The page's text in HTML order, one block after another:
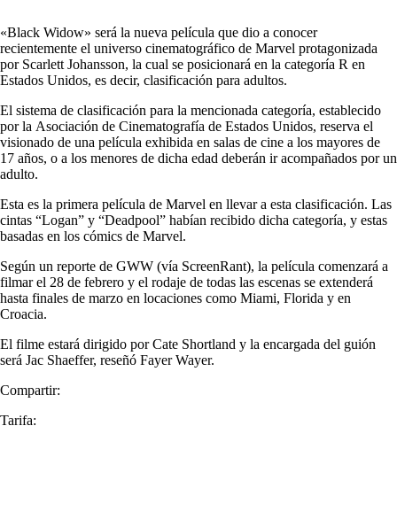
«Black Widow» será la nueva película que dio a conocer
recientemente el universo cinematográfico de Marvel protagonizada
por Scarlett Johansson, la cual se posicionará en la categoría R en
Estados Unidos, es decir, clasificación para adultos.
El sistema de clasificación para la mencionada categoría, establecido
por la Asociación de Cinematografía de Estados Unidos, reserva el
visionado de una película exhibida en salas de cine a los mayores de
17 años, o a los menores de dicha edad deberán ir acompañados por un
adulto.
Esta es la primera película de Marvel en llevar a esta clasificación. Las
cintas “Logan” y “Deadpool” habían recibido dicha categoría, y estas
basadas en los cómics de Marvel.
Según un reporte de GWW (vía ScreenRant), la película comenzará a
filmar el 28 de febrero y el rodaje de todas las escenas se extenderá
hasta finales de marzo en locaciones como Miami, Florida y en
Croacia.
El filme estará dirigido por Cate Shortland y la encargada del guión
será Jac Shaeffer, reseñó Fayer Wayer.
Compartir:
Tarifa: